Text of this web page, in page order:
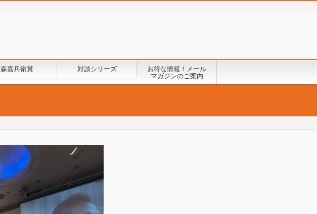
森嘉兵衛賞 対談シリーズ
お得な情報！メール
マガジンのご案内